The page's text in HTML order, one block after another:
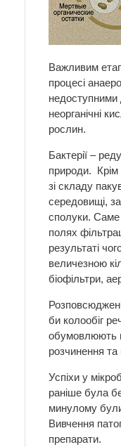
Важливим
процесі
недоступними
неорганічні
рослин.
Бактерії –
природи. Крім
зі складу
середовищі,
сполуки. Саме
полях
результаті
величезною
біофільтри,
би колообіг
обумовлюють
розчинення та
Успіхи у
раніше була
минулому
Вивчення
препарати.